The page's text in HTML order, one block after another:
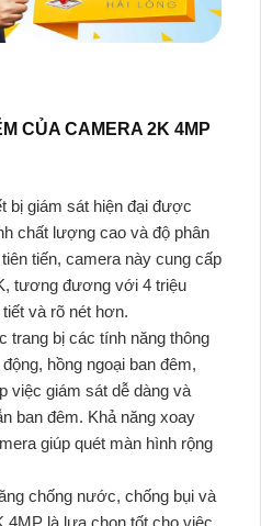
CỦA CAMERA 2K 4MP
bị giám sát hiện đại được
chất lượng cao và độ phân
tiến, camera này cung cấp
tương đương với 4 triệu
và rõ nét hơn.
trang bị các tính năng thông
hồng ngoại ban đêm,
việc giám sát dễ dàng và
ban đêm. Khả năng xoay
giúp quét màn hình rộng
chống nước, chống bụi và
4MP là lựa chọn tốt cho việc